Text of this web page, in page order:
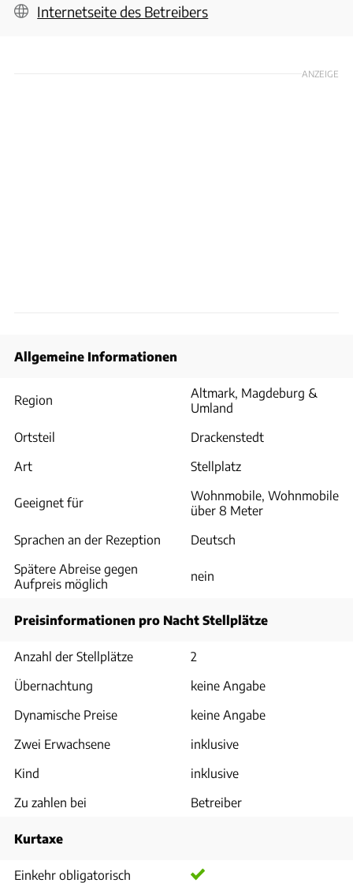
Internetseite des Betreibers
ANZEIGE
Allgemeine Informationen
Region
Altmark, Magdeburg &
Umland
Ortsteil
Drackenstedt
Art
Stellplatz
Geeignet für
Wohnmobile, Wohnmobile
über 8 Meter
Sprachen an der Rezeption
Deutsch
Spätere Abreise gegen
Aufpreis möglich
nein
Preisinformationen pro Nacht Stellplätze
Anzahl der Stellplätze
2
Übernachtung
keine Angabe
Dynamische Preise
keine Angabe
Zwei Erwachsene
inklusive
Kind
inklusive
Zu zahlen bei
Betreiber
Kurtaxe
Einkehr obligatorisch